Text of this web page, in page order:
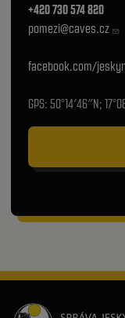
+420 730 574 820
pomezi@caves.cz
facebook.com/
GPS: 50°14′46″N;